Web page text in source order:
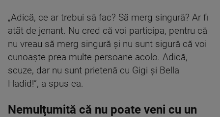
„Adică, ce ar trebui să fac? Să merg singură? Ar fi
atât de jenant. Nu cred că voi participa, pentru că
nu vreau să merg singură şi nu sunt sigură că voi
cunoaşte prea multe persoane acolo. Adică,
scuze, dar nu sunt prietenă cu Gigi şi Bella
Hadid!”, a spus ea.
Nemulţumită că nu poate veni cu un